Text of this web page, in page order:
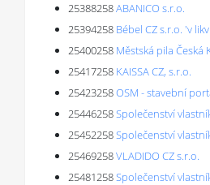
25388258ABANICO s.r.o.
25394258 Bébel CZ s.r.o. 'v
25400258 Městská pila Česká
25417258 KAISSA CZ, s.r.o.
25423258OSM - stavební
25446258Společenství
25452258Společenství
25469258VLADIDO CZ s.r.o.
25481258Společenství